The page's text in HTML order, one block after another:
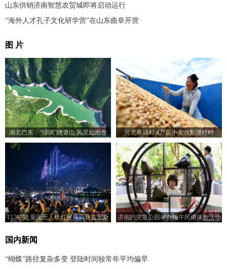
山东供销济南智慧农贸城即将启动运行
“海外人才孔子文化研学营”在山东曲阜开营
图 片
湖北巴东：“绿绸”绕青山 风景如画卷 河北阜城42.4万亩小麦收割进行时
11787架 重庆无人机灯光秀刷新吉尼斯
济南趵突泉公园举办端午民俗体验活动
国内新闻
“蝴蝶”路径复杂多变 登陆时间较常年平均偏早